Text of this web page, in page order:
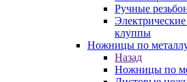
Ручные
клуппы
Ножницы по
Назад
Ножницы по